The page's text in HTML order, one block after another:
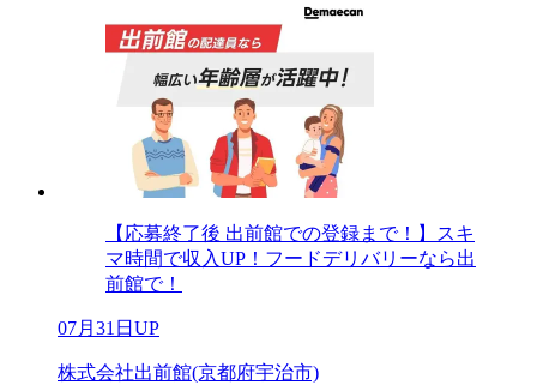
【応募終了後 出前館での登録まで！】スキ
マ時間で収入UP！フードデリバリーなら出
前館で！
07月31日UP
株式会社出前館(京都府宇治市)